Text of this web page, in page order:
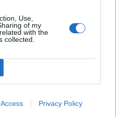
Use,
of my
with the
collected.
Privacy Policy